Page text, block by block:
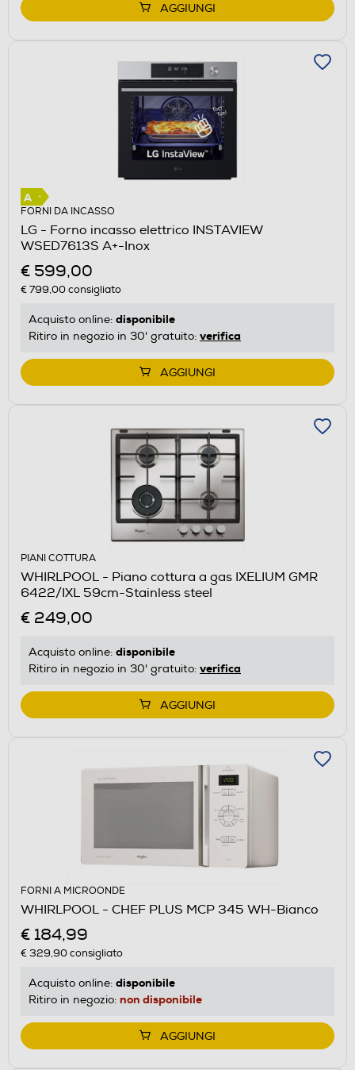
AGGIUNGI
FORNI DA INCASSO
LG - Forno incasso elettrico INSTAVIEW
WSED7613S A+-Inox
€ 599,00
€ 799,00consigliato
Acquisto online: disponibile
Ritiro in negozio in 30' gratuito: verifica
AGGIUNGI
PIANI COTTURA
WHIRLPOOL - Piano cottura a gas IXELIUM GMR
6422/IXL 59cm-Stainless steel
€ 249,00
Acquisto online: disponibile
Ritiro in negozio in 30' gratuito: verifica
AGGIUNGI
FORNI A MICROONDE
WHIRLPOOL - CHEF PLUS MCP 345 WH-Bianco
€ 184,99
€ 329,90consigliato
Acquisto online: disponibile
Ritiro in negozio: non disponibile
AGGIUNGI